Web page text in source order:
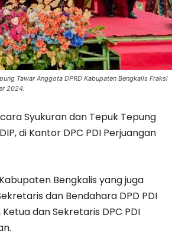
Tawar Anggota DPRD Kabupaten Bengkalis Fraksi
2024.
Syukuran dan Tepuk Tepung
di Kantor DPC PDI Perjuangan
Bengkalis yang juga
dan Bendahara DPD PDI
dan Sekretaris DPC PDI